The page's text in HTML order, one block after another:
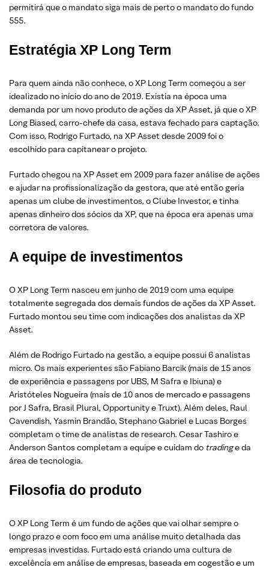
permitirá que o mandato siga mais de perto o mandato do fundo
555.
Estratégia XP Long Term
Para quem ainda não conhece, o XP Long Term começou a ser
idealizado no início do ano de 2019. Existia na época uma
demanda por um novo produto de ações da XP Asset, já que o XP
Long Biased, carro-chefe da casa, estava fechado para captação.
Com isso, Rodrigo Furtado, na XP Asset desde 2009 foi o
escolhido para capitanear o projeto.
Furtado chegou na XP Asset em 2009 para fazer análise de ações
e ajudar na profissionalização da gestora, que até então geria
apenas um clube de investimentos, o Clube Investor, e tinha
apenas dinheiro dos sócios da XP, que na época era apenas uma
corretora de valores.
A equipe de investimentos
O XP Long Term nasceu em junho de 2019 com uma equipe
totalmente segregada dos demais fundos de ações da XP Asset.
Furtado montou seu time com indicações dos analistas da XP
Asset.
Além de Rodrigo Furtado na gestão, a equipe possui 6 analistas
micro. Os mais experientes são Fabiano Barcik (mais de 15 anos
de experiência e passagens por UBS, M Safra e Ibiuna) e
Aristóteles Nogueira (mais de 10 anos de mercado e passagens
por J Safra, Brasil Plural, Opportunity e Truxt). Além deles, Raul
Cavendish, Yasmin Brandão, Stephano Gabriel e Lucas Borges
completam o time de analistas de research. Cesar Tashiro e
Anderson Santos completam a equipe e cuidam do tradinge da
área de tecnologia.
Filosofia do produto
O XP Long Term é um fundo de ações que vai olhar sempre o
longo prazo e com foco em uma análise muito detalhada das
empresas investidas. Furtado está criando uma cultura de
excelência em análise de empresas, baseada em cogestão e um